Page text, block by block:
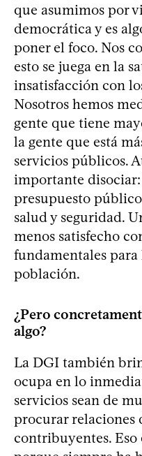
que asumimos por
democrática y es
poner el foco. Nos
esto se juega en la
insatisfacción con
Nosotros hemos
gente que tiene
la gente que está
servicios públicos.
importante
presupuesto
salud y seguridad.
menos satisfecho
fundamentales
población.
¿Pero
algo?
La DGI también
ocupa en lo
servicios sean de
procurar relaciones
contribuyentes. Eso